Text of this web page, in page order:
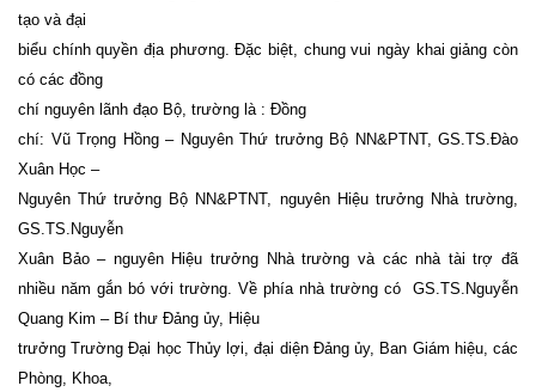
tạo và đại
biểu chính quyền địa phương. Đặc biệt, chung vui ngày khai giảng còn
có các đồng
chí nguyên lãnh đạo Bộ, trường là : Đồng
chí: Vũ Trọng Hồng – Nguyên Thứ trưởng Bộ NN&PTNT, GS.TS.Đào
Xuân Học –
Nguyên Thứ trưởng Bộ NN&PTNT, nguyên Hiệu trưởng Nhà trường,
GS.TS.Nguyễn
Xuân Bảo – nguyên Hiệu trưởng Nhà trường và các nhà tài trợ đã
nhiều năm gắn bó với trường. Về phía nhà trường có GS.TS.Nguyễn
Quang Kim – Bí thư Đảng ủy, Hiệu
trưởng Trường Đại học Thủy lợi, đại diện Đảng ủy, Ban Giám hiệu, các
Phòng, Khoa,